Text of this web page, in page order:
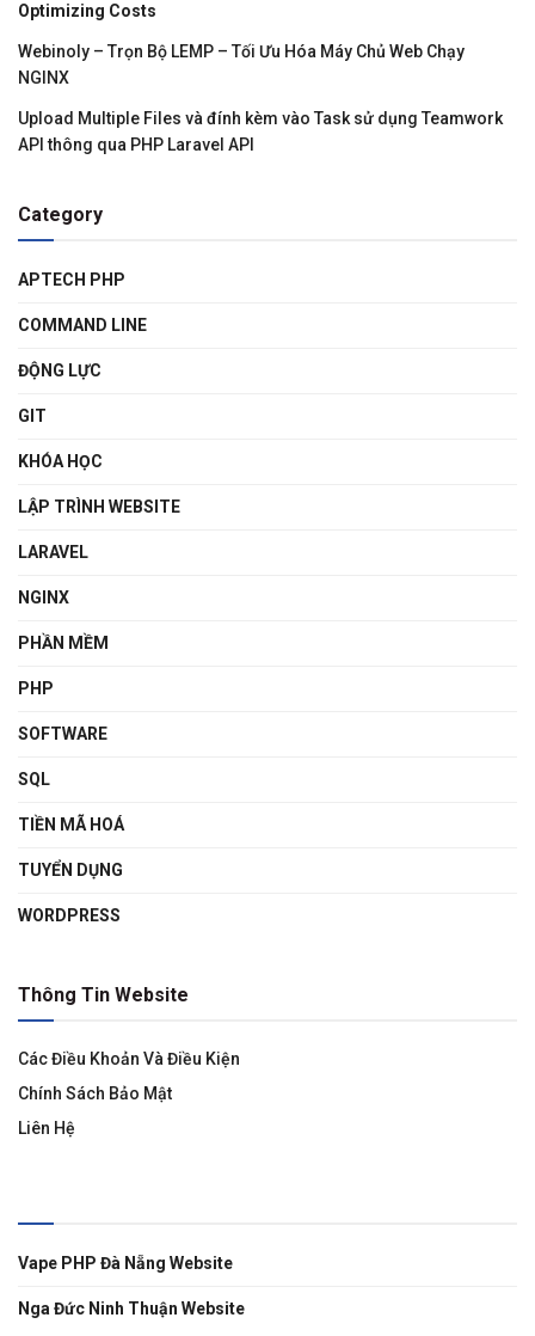
Optimizing Costs
Webinoly – Trọn Bộ LEMP – Tối Ưu Hóa Máy Chủ Web Chạy
NGINX
Upload Multiple Files và đính kèm vào Task sử dụng Teamwork
API thông qua PHP Laravel API
Category
APTECH PHP
COMMAND LINE
ĐỘNG LỰC
GIT
KHÓA HỌC
LẬP TRÌNH WEBSITE
LARAVEL
NGINX
PHẦN MỀM
PHP
SOFTWARE
SQL
TIỀN MÃ HOÁ
TUYỂN DỤNG
WORDPRESS
Thông Tin Website
Các Điều Khoản Và Điều Kiện
Chính Sách Bảo Mật
Liên Hệ
Vape PHP Đà Nẵng Website
Nga Đức Ninh Thuận Website